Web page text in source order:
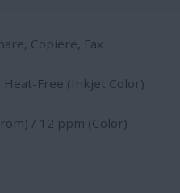
Copiere, Fax
Free (Inkjet Color)
/ 12 ppm (Color)